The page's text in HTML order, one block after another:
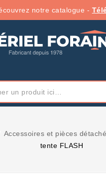
notre catalogue -
Accessoires et pièces
tente FLASH